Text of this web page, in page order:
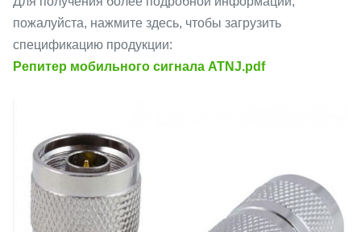
пожалуйста, нажмите здесь, чтобы загрузить
спецификацию продукции:
Репитер мобильного сигнала ATNJ.pdf